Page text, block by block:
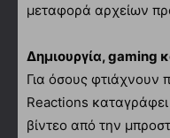
μεταφορά αρχείων
Δημιουργία, gaming
Για όσους φτιάχνουν
Reactions
βίντεο από την